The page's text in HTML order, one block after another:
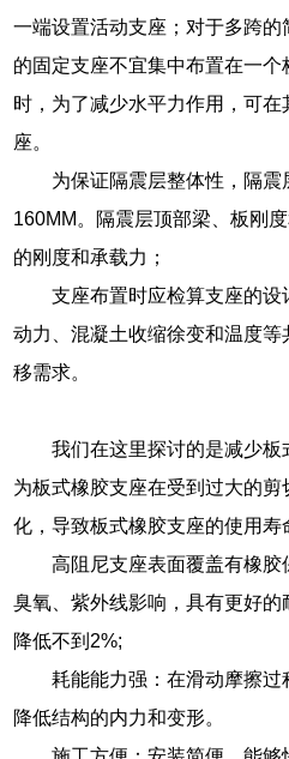
一端设置活动支座；对于多跨
的固定支座不宜集中布置在一
时，为了减少水平力作用，可
座。
为保证隔震层整体性，隔
160MM。隔震层顶部梁、板刚
的刚度和承载力；
支座布置时应检算支座的设
动力、混凝土收缩徐变和温度
移需求。
我们在这里探讨的是减少板
为板式橡胶支座在受到过大的
化，导致板式橡胶支座的使用寿
高阻尼支座表面覆盖有橡
臭氧、紫外线影响，具有更好
降低不到2%;
耗能能力强：在滑动摩擦过
降低结构的内力和变形。